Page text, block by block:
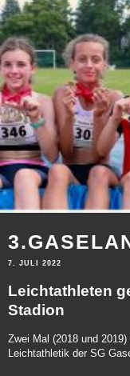
7. JULI 2022
Leichtathleten
Stadion
Zwei Mal (2018 und
Leichtathletik der SG